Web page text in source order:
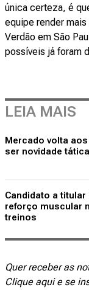
única certeza, é
equipe render
Verdão em São
possíveis já foram
LEIA MAIS
Mercado volta
ser novidade
Candidato a
reforço muscular
treinos
Quer receber as
Clique aquie se